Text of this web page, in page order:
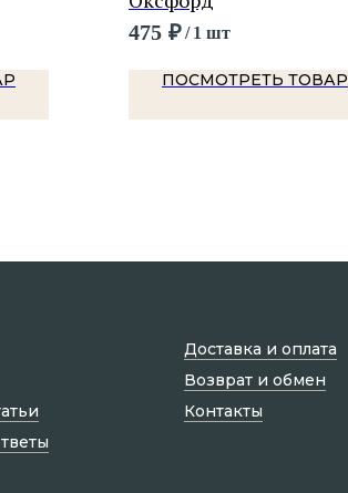
475 ₽/ 1 шт
ПОСМОТРЕТЬ ТОВАР
Доставка и оплата
Возврат и обмен
Контакты